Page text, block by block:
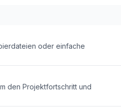
oder einfache
den Projektfortschritt und